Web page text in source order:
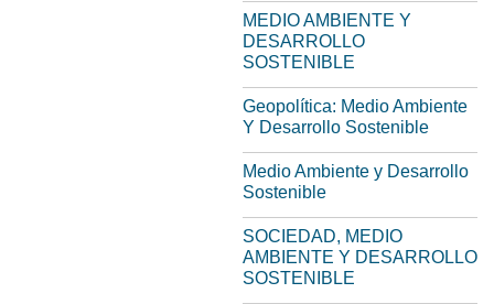
MEDIO AMBIENTE Y
DESARROLLO
SOSTENIBLE
Geopolítica: Medio Ambiente
Y Desarrollo Sostenible
Medio Ambiente y Desarrollo
Sostenible
SOCIEDAD, MEDIO
AMBIENTE Y DESARROLLO
SOSTENIBLE